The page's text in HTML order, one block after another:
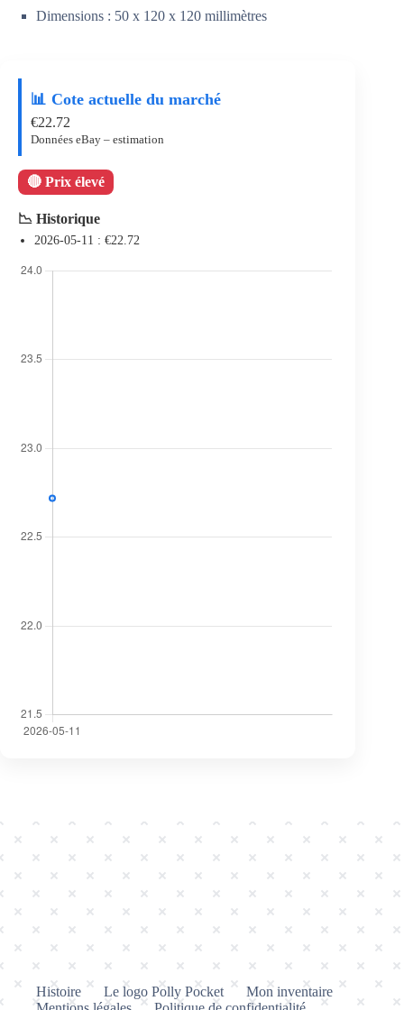
Dimensions : 50 x 120 x 120 millimètres
📊 Cote actuelle du marché
€22.72
Données eBay – estimation
🔴 Prix élevé
📉 Historique
2026-05-11 : €22.72
Histoire Le logo Polly Pocket
Mon inventaire